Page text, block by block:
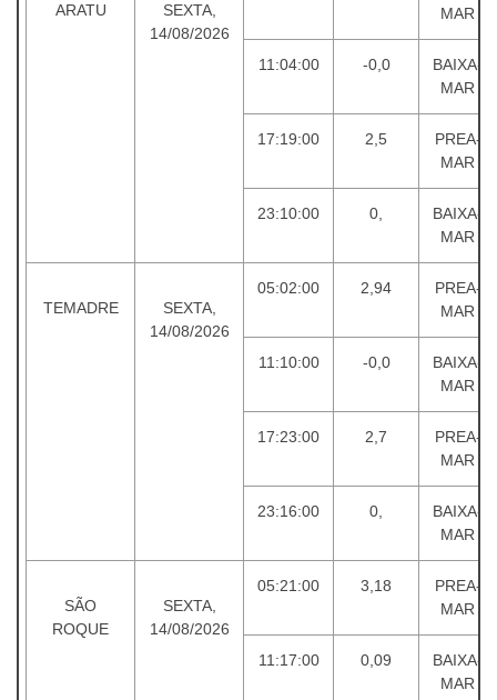
ARATU
SEXTA,
14/08/2026
MAR
11:04:00 -0,0
BAIXA-
MAR
17:19:00 2,5
PREA-
MAR
23:10:00 0,
BAIXA-
MAR
TEMADRE
SEXTA,
14/08/2026
05:02:00 2,94
PREA-
MAR
11:10:00 -0,0
BAIXA-
MAR
17:23:00 2,7
PREA-
MAR
23:16:00 0,
BAIXA-
MAR
SÃO
ROQUE
SEXTA,
14/08/2026
05:21:00 3,18
PREA-
MAR
11:17:00 0,09
BAIXA-
MAR